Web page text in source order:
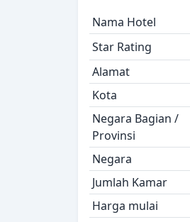
Nama Hotel
Star Rating
Alamat
Kota
Negara Bagian /
Provinsi
Negara
Jumlah Kamar
Harga mulai